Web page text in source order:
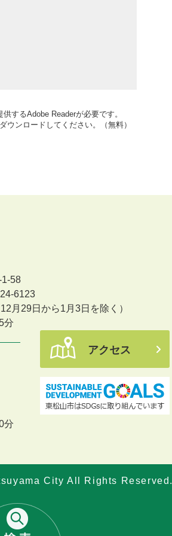
するAdobe Readerが必要です。
ウンロードしてください。（無料）
58
6123
12月29日から1月3日を除く）
分
分
アクセス
City All Rights Reserved.